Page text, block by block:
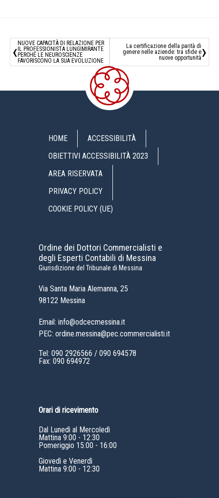
‹ NUOVE CAPACITÀ DI RELAZIONE PER
IL PROFESSIONISTA LUNGIMIRANTE
PERCHÉ LE NEUROSCIENZE
FAVORISCONO LA SUA EVOLUZIONE
La certificazione della parità di
genere nelle aziende: tra sfide e
nuove opportunità ›
HOME
ACCESSIBILITÀ
OBIETTIVI ACCESSIBILITÀ 2023
AREA RISERVATA
PRIVACY POLICY
COOKIE POLICY (UE)
Ordine dei Dottori Commercialisti e
degli Esperti Contabili di Messina
Giurisdizione del Tribunale di Messina
Via Santa Maria Alemanna, 25
98122 Messina
Email: info@odcecmessina.it
PEC: ordine.messina@pec.commercialisti.it
Tel: 090 2926566 / 090 694578
Fax: 090 694972
Orari di ricevimento
Dal Lunedì al Mercoledì
Mattina 9:00 - 12:30
Pomeriggio 15:00 - 16:00
Giovedì e Venerdì
Mattina 9:00 - 12:30